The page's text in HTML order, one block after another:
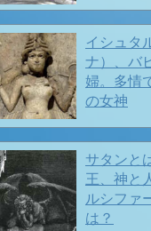
街にもいっぱいの春
🌺 🌺 早春🎶
2026/02/13
イシュタ
ナ）、バ
婦。多情
の女神
サタンと
王、神と
ルシファ
は？